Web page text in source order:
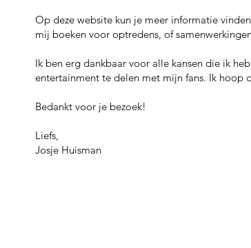
Op deze website kun je meer informatie
mij boeken voor optredens, of
Ik ben erg dankbaar voor alle kansen die ik
entertainment te delen met mijn fans. Ik
Bedankt voor je bezoek!
Liefs,
Josje Huisman